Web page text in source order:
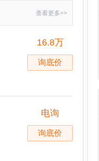
查看更多>>
16.8万
询底价
电询
询底价